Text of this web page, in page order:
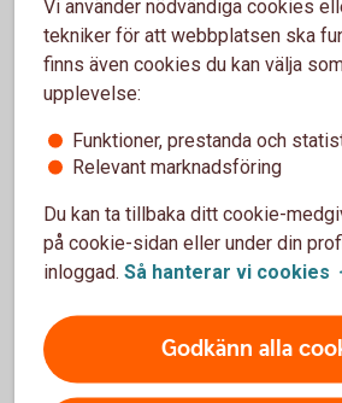
(sva.se)
störningar. Du är beredd på det som
hur förberedd du är kommer kriser
anar den. Det är just det som är en
en förberedd svacka i verksamheten.
Dubbel nytta av
Kanske kan du i ditt arbete med att
ditt företag slå två flugor i en smäll
Vi använder nödvändiga cookies
tekniker för att webbplatsen ska
finns även cookies du kan välja
upplevelse:
Funktioner, prestanda och
Relevant marknadsföring
Du kan ta tillbaka ditt cookie-
på cookie-sidan eller under din
inloggad. Så hanterar vi cookies
Godkänn alla